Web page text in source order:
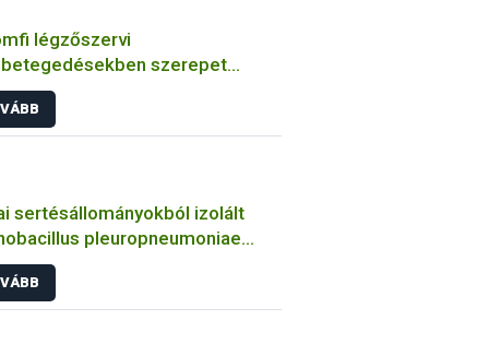
légzőszervi
szerepet
bakteriális kórokozók
sertésállományokból izolált
pleuropneumoniae
jellemzése